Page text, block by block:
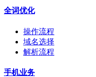
全词优化
操作流程
域名选择
解析流程
手机业务